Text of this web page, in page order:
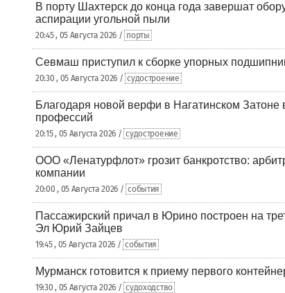
В порту Шахтерск до конца года завершат
аспирации угольной пыли
20:45 , 05 Августа 2026 / порты
Севмаш приступил к сборке упорных
20:30 , 05 Августа 2026 / судостроение
Благодаря новой верфи в Нагатинском Затоне
профессий
20:15 , 05 Августа 2026 / судостроение
ООО «Ленатурфлот» грозит банкротство:
компании
20:00 , 05 Августа 2026 / события
Пассажирский причал в Юрино построен на
Эл Юрий Зайцев
19:45 , 05 Августа 2026 / события
Мурманск готовится к приему первого
19:30 , 05 Августа 2026 / судоходство